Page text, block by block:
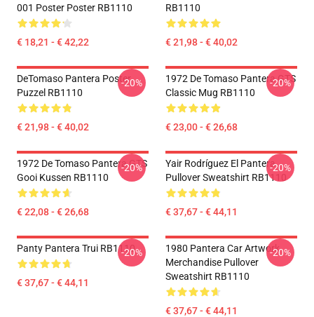
001 Poster Poster RB1110
€ 18,21 - € 42,22
RB1110
€ 21,98 - € 40,02
DeTomaso Pantera Poster
Puzzel RB1110
€ 21,98 - € 40,02
-20%
1972 De Tomaso Pantera GTS
Classic Mug RB1110
€ 23,00 - € 26,68
-20%
1972 De Tomaso Pantera GTS
Gooi Kussen RB1110
€ 22,08 - € 26,68
-20%
Yair Rodríguez El Pantera
Pullover Sweatshirt RB1110
€ 37,67 - € 44,11
-20%
Panty Pantera Trui RB1110
€ 37,67 - € 44,11
-20%
1980 Pantera Car Artwork
Merchandise Pullover
Sweatshirt RB1110
€ 37,67 - € 44,11
-20%